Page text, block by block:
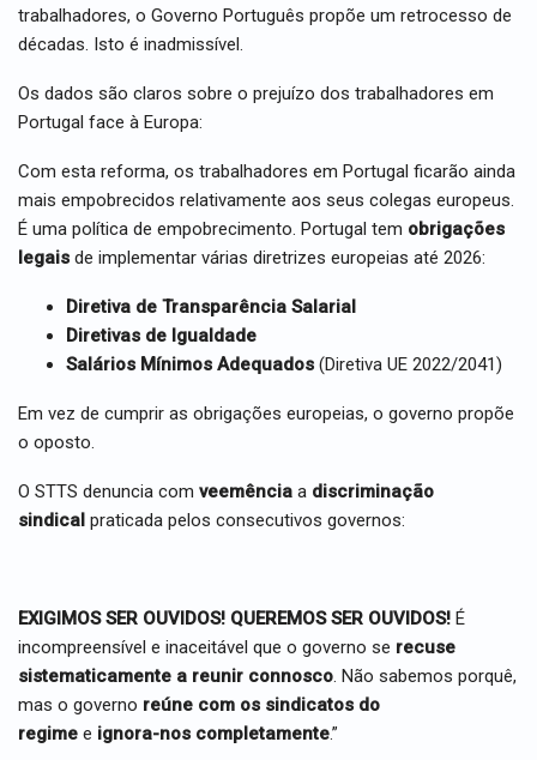
trabalhadores, o Governo Português propõe um retrocesso de
décadas. Isto é inadmissível.
Os dados são claros sobre o prejuízo dos trabalhadores em
Portugal face à Europa:
Com esta reforma, os trabalhadores em Portugal ficarão ainda
mais empobrecidos relativamente aos seus colegas europeus.
É uma política de empobrecimento. Portugal tem obrigações
legais de implementar várias diretrizes europeias até 2026:
Diretiva de Transparência Salarial
Diretivas de Igualdade
Salários Mínimos Adequados (Diretiva UE 2022/2041)
Em vez de cumprir as obrigações europeias, o governo propõe
o oposto.
O STTS denuncia com veemência a discriminação
sindical praticada pelos consecutivos governos:
EXIGIMOS SER OUVIDOS! QUEREMOS SER OUVIDOS! É
incompreensível e inaceitável que o governo se recuse
sistematicamente a reunir connosco. Não sabemos porquê,
mas o governo reúne com os sindicatos do
regime e ignora-nos completamente.”